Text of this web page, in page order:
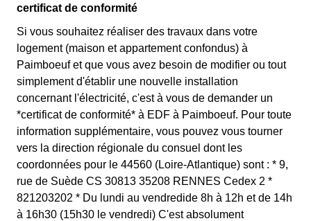
certificat de conformité
Si vous souhaitez réaliser des travaux dans votre
logement (maison et appartement confondus) à
Paimboeuf et que vous avez besoin de modifier ou tout
simplement d'établir une nouvelle installation
concernant l'électricité, c'est à vous de demander un
*certificat de conformité* à EDF à Paimboeuf. Pour toute
information supplémentaire, vous pouvez vous tourner
vers la direction régionale du consuel dont les
coordonnées pour le 44560 (Loire-Atlantique) sont : * 9,
rue de Suède CS 30813 35208 RENNES Cedex 2 *
821203202 * Du lundi au vendredide 8h à 12h et de 14h
à 16h30 (15h30 le vendredi) C'est absolument